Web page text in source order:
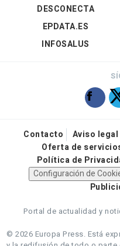
DESCONECTA
EPDATA.ES
INFOSALUS
Contacto Aviso legal
Oferta de
Política de
Configuración de
Portal de actualidad y
© 2026 Europa Press. Está